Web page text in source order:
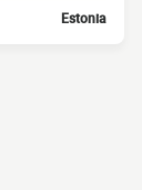
Estonia